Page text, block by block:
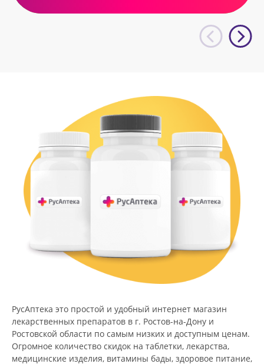
РусАптека это простой и удобный интернет магазин
лекарственных препаратов в г. Ростов-на-Дону и
Ростовской области по самым низких и доступным ценам.
Огромное количество скидок на таблетки, лекарства,
медицинские изделия, витамины бады, здоровое питание,